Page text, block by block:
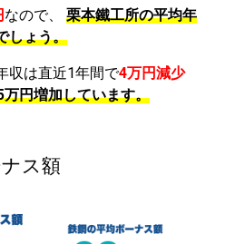
なので、
栗本鐵工所の平均年
しょう。
収は直近1年間で4万円減少
万円増加しています。
ス額